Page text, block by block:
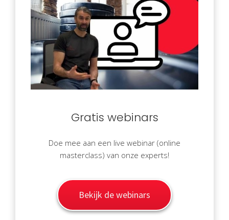
Gratis webinars
Doe mee aan een live webinar (online
masterclass) van onze experts!
Bekijk de webinars